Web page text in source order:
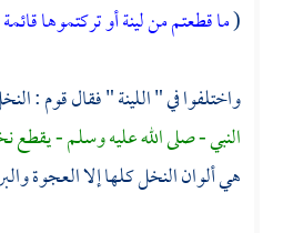
(ما قطعتم من لينة أو تركتموها
واختلفوا في " اللينة " فقال قوم :
النبي - صلى الله عليه وسلم - يقطع
هي ألوان النخل كلها إلا العجوة